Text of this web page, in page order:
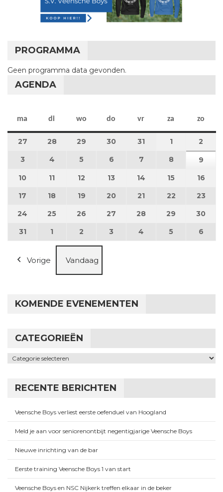
PROGRAMMA
Geen programma data gevonden.
AGENDA
ma maandag
di dinsdag
wo woensdag
do donderdag
vr vrijdag
za zaterdag
zo
27 27 juli 2026
28 28 juli 2026
29 29 juli 2026
30 30 juli 2026
31 31 juli 2026
11 augustus
2
3 3 augustus 2026
4 4 augustus 2026
5 5 augustus 2026
6 6 augustus 2026
7 7 augustus 2026
8 8 augustus
9
10 10 augustus 2026
11 11 augustus 2026
12 12 augustus 2026
13 13 augustus 2026
14 14 augustus 2026
15 15 16
17 17 augustus 2026
18 18 augustus 2026
19 19 augustus 2026
20 20 augustus 2026
21 21 augustus 2026
22 22 23
24 24 augustus 2026
25 25 augustus 2026
26 26 augustus 2026
27 27 augustus 2026
28 28 augustus 2026
29 29 30
3131 augustus 2026
1 1 september 2026
2 2 september 2026
3 3 september 2026
4 4 september 2026
5 5 6
Vorige Vandaag
KOMENDE EVENEMENTEN
CATEGORIEËN
Categorieën
RECENTE BERICHTEN
Veensche Boys verliest eerste oefenduel van Hoogland
Meld je aan voor seniorenontbijt negentigjarige Veensche Boys
Nieuwe inrichting van de bar
Eerste training Veensche Boys 1 van start
Veensche Boys en NSC Nijkerk treffen elkaar in de beker